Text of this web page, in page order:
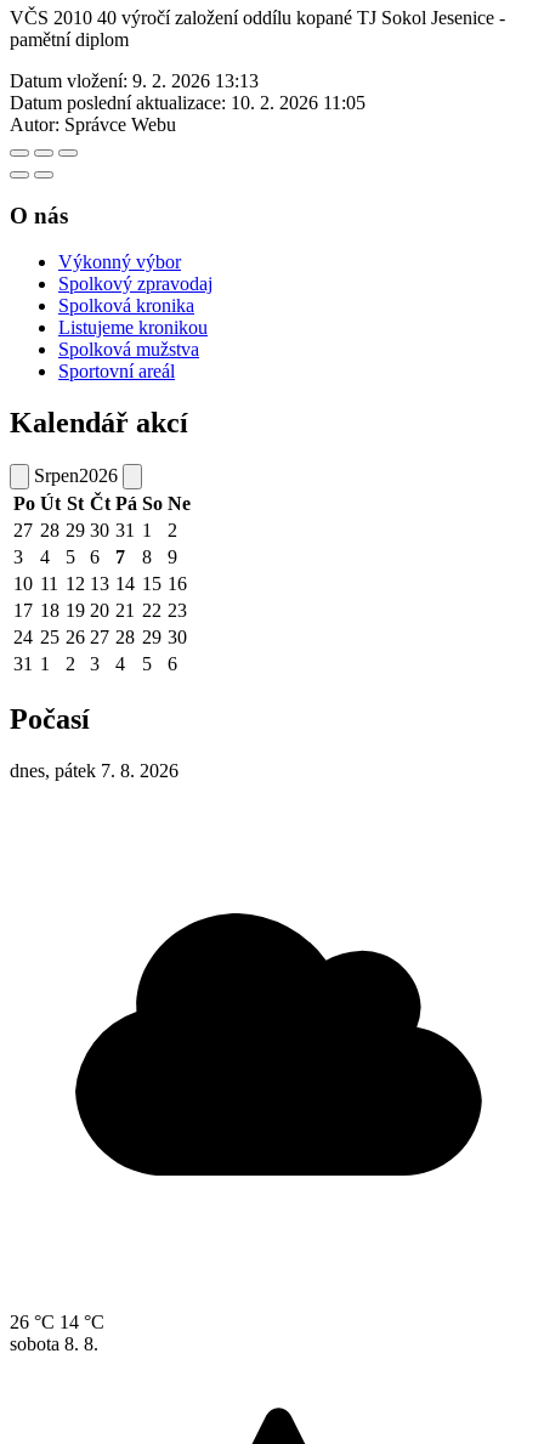
VČS 2010 40 výročí založení oddílu kopané TJ Sokol Jesenice -
pamětní diplom
Datum vložení: 9. 2. 2026 13:13
Datum poslední aktualizace: 10. 2. 2026 11:05
Autor: Správce Webu
O nás
Výkonný výbor
Spolkový zpravodaj
Spolková kronika
Listujeme kronikou
Spolková mužstva
Sportovní areál
Kalendář akcí
Srpen2026
Po Út St Čt Pá So Ne
27 28 29 30 31 1
2
3
4 5 6 7 8
9
10 11 12 13 14 15 16
17 18 19 20 21 22 23
24 25 26 27 28 29 30
31 1 2 3 4 5 6
Počasí
dnes, pátek 7. 8. 2026
26 °C 14 °C
sobota 8. 8.